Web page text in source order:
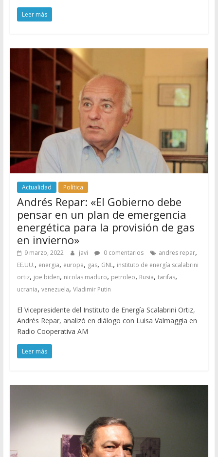
Leer más
Actualidad Política
Andrés Repar: «El Gobierno debe
pensar en un plan de emergencia
energética para la provisión de gas
en invierno»
9 marzo, 2022 javi 0 comentarios andres repar,
EE.UU., energia, europa, gas, GNL, instituto de energía scalabrini
ortiz, joe biden, nicolas maduro, petroleo, Rusia, tarifas,
ucrania, venezuela, Vladimir Putin
El Vicepresidente del Instituto de Energía Scalabrini Ortiz,
Andrés Repar, analizó en diálogo con Luisa Valmaggia en
Radio Cooperativa AM
Leer más